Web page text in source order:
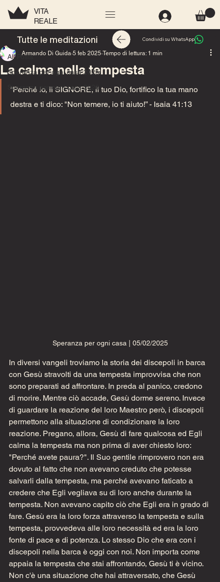
VITA
REALE
All Posts
Speranza per ogni casa 2025
Speranza per ogni casa 2026
All Posts
La calma nella tempesta
Armando Di Guida 5 feb 2025 Tempo di lettura: 1 min
“Perché io, il SIGNORE, il tuo Dio, fortifico la tua mano
destra e ti dico: "Non temere, io ti aiuto!” - Isaia 41:13
Speranza per ogni casa | 05/02/2025
In diversi vangeli troviamo la storia dei discepoli in barca
con Gesù stravolti da una tempesta improvvisa che non
sono preparati ad affrontare. In preda al panico, credono
di morire. Mentre ciò accade, Gesù dorme sereno. Invece
di guardare la reazione del loro Maestro però, i discepoli
permettono alla situazione di condizionare la loro
reazione. Pregano, allora, Gesù di fare qualcosa ed Egli
calma la tempesta ma non prima di aver chiesto loro:
"Perché avete paura?". Il Suo gentile rimprovero non era
dovuto al fatto che non avevano creduto che potesse
salvarli dalla tempesta, ma perché avevano faticato a
credere che Egli vegliava su di loro anche durante la
tempesta. Non avevano capito ciò che Egli era in grado di
fare. Gesù era la loro forza attraverso la tempesta e sulla
tempesta, provvedeva alle loro necessità ed era la loro
fonte di pace e di potenza. Lo stesso Dio che era con i
discepoli nella barca è oggi con noi. Non importa come
appaia la tempesta che stai affrontando, Gesù ti è vicino.
Non c'è una situazione che hai attraversato, che Gesù
Tutte le meditazioni Condividi su WhatsApp